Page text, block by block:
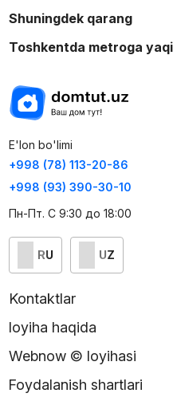
Shuningdek qarang
Toshkentda metroga
E'lon bo'limi
+998 (78) 113-20-86
+998 (93) 390-30-10
Пн-Пт. С 9:30 до 18:00
RU UZ
Kontaktlar
loyiha haqida
Webnow © loyihasi
Foydalanish shartlari